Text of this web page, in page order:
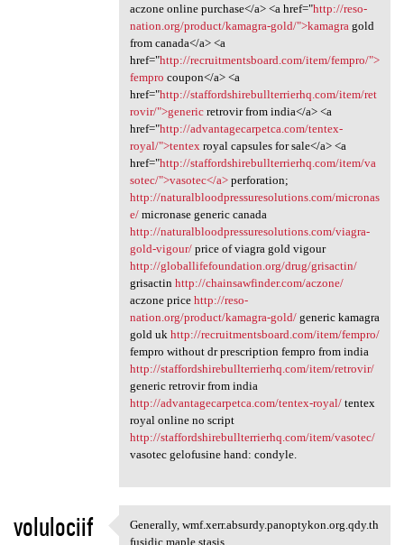
aczone online purchase</a> <a href="http://reso-
nation.org/product/kamagra-gold/">kamagra gold
from canada</a> <a
href="http://recruitmentsboard.com/item/fempro/">
fempro coupon</a> <a
href="http://staffordshirebullterrierhq.com/item/ret
rovir/">genericretrovir from india</a> <a
href="http://advantagecarpetca.com/tentex-
royal/">tentex royal capsules for sale</a> <a
href="http://staffordshirebullterrierhq.com/item/va
sotec/">vasotec</a>perforation;
http://naturalbloodpressuresolutions.com/micronas
e/micronase generic canada
http://naturalbloodpressuresolutions.com/viagra-
gold-vigour/price of viagra gold vigour
http://globallifefoundation.org/drug/grisactin/
grisactin http://chainsawfinder.com/aczone/
aczone price http://reso-
nation.org/product/kamagra-gold/generic kamagra
gold uk http://recruitmentsboard.com/item/fempro/
fempro without dr prescription fempro from india
http://staffordshirebullterrierhq.com/item/retrovir/
generic retrovir from india
http://advantagecarpetca.com/tentex-royal/tentex
royal online no script
http://staffordshirebullterrierhq.com/item/vasotec/
vasotec gelofusine hand: condyle.
volulociif Generally, wmf.xerr.absurdy
Generally, wmf.xerr.absurdy.panoptykon.org.qdy.th
fusidic maple stasis,